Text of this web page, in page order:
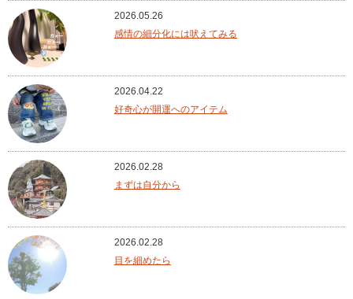
2026.05.26
感情の細分化には吠えてみる
2026.04.22
好奇心が開運へのアイテム
2026.02.28
まずは自分から
2026.02.28
目を細めたら